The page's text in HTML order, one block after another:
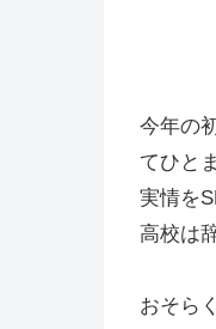
今年の
てひと
実情を
高校は
おそら